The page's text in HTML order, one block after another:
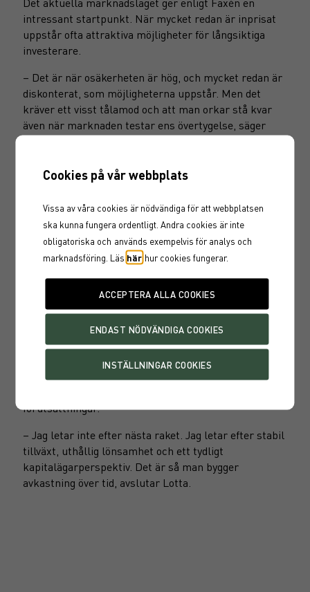
intressant startpunkt. När mycket redan är inprisat
uppstår ofta attraktiva möjligheter för långsiktiga
investerare.
– Det är när osäkerheten är hög, och mycket redan är
diskonterat, som möjligheterna uppstår. Men det
kräver ett visst tålamod och att man orkar stå kvar
även när marknaden testar ens övertygelse, säger
Själv har hon varit aktiv genom både IT-krasch,
finanskris, pandemi och inflationschocker.
strategi, och att hålla sig till den.
– Jag är inte intresserad av att springa efter det som
är hett. Det handlar om att bygga en portfölj som tål
För den som vill bredda sin portfölj
Aktiv förvaltning lämpar sig väl för det här segmentet
då skillnaden i kvalitet är större än bland storbolagen
och dessutom är de mindre analyserade vilket ökar
förutsättningar.
– Jag letar inte efter nästa raket. Jag letar efter stabil
tillväxt, uthållig lönsamhet och ett tydligt
kapitalägarperspektiv. Det är så man bygger
avkastning över tid, avslutar Lotta.
Cookies på vår webbplats
Vissa av våra cookies är nödvändiga för att webbplatsen
ska kunna fungera ordentligt. Andra cookies är inte
obligatoriska och används exempelvis för analys och
marknadsföring. Läs här hur cookies fungerar.